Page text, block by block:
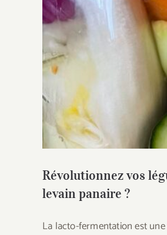
Révolutionnez
Révolutionnez vos
levain panaire ?
La lacto-fermentation est